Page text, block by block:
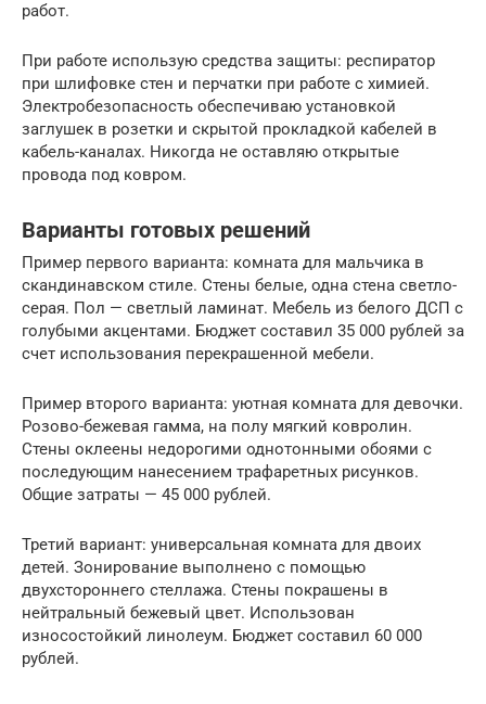
работ.
При работе использую средства защиты: респиратор
при шлифовке стен и перчатки при работе с химией.
Электробезопасность обеспечиваю установкой
заглушек в розетки и скрытой прокладкой кабелей в
кабель-каналах. Никогда не оставляю открытые
провода под ковром.
Варианты готовых решений
Пример первого варианта: комната для мальчика в
скандинавском стиле. Стены белые, одна стена светло-
серая. Пол — светлый ламинат. Мебель из белого ДСП с
голубыми акцентами. Бюджет составил 35 000 рублей за
счет использования перекрашенной мебели.
Пример второго варианта: уютная комната для девочки.
Розово-бежевая гамма, на полу мягкий ковролин.
Стены оклеены недорогими однотонными обоями с
последующим нанесением трафаретных рисунков.
Общие затраты — 45 000 рублей.
Третий вариант: универсальная комната для двоих
детей. Зонирование выполнено с помощью
двухстороннего стеллажа. Стены покрашены в
нейтральный бежевый цвет. Использован
износостойкий линолеум. Бюджет составил 60 000
рублей.